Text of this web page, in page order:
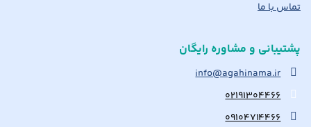
تماس با ما
پشتیبانی و مشاوره رایگان
info@agahinama.ir
۰۲۱۹۱۳۰۴۴۶۶
۰۹۱۰۴۷۱۴۴۶۶